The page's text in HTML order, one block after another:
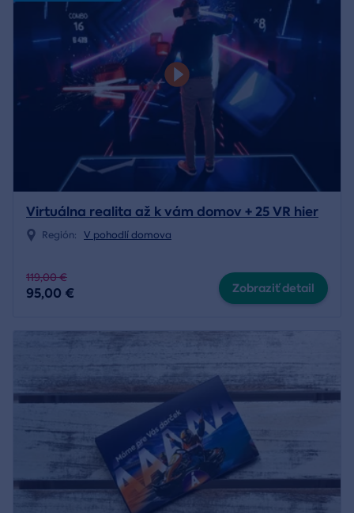
Virtuálna realita až k vám domov + 25 VR hier
Región: V pohodlí domova
119,00 €
95,00 € Zobraziť detail